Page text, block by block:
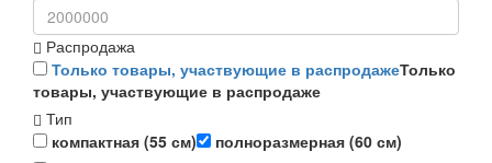
Распродажа
Только товары, участвующие в распродажеТолько
товары, участвующие в распродаже
Тип
компактная (55 см)
полноразмерная (60 см)